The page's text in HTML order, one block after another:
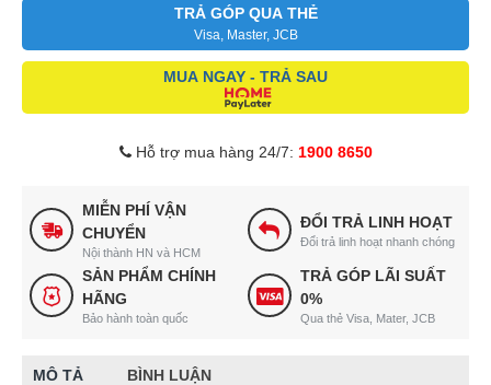
TRẢ GÓP QUA THẺ
Visa, Master, JCB
MUA NGAY - TRẢ SAU
Hỗ trợ mua hàng 24/7: 1900 8650
MIỄN PHÍ VẬN
CHUYỂN
Nội thành HN và HCM
ĐỔI TRẢ LINH HOẠT
Đổi trả linh hoạt nhanh chóng
SẢN PHẨM CHÍNH
HÃNG
Bảo hành toàn quốc
TRẢ GÓP LÃI SUẤT
0%
Qua thẻ Visa, Mater, JCB
MÔ TẢ BÌNH LUẬN